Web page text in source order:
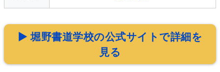
▶ 堀野書道学校の公式サイトで詳細を
見る